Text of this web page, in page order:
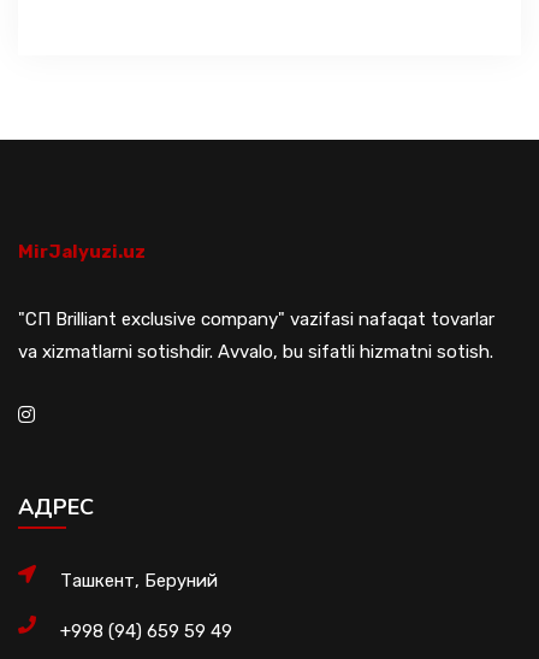
MirJalyuzi.uz
"СП Brilliant exclusive company" vazifasi nafaqat tovarlar
va xizmatlarni sotishdir. Avvalo, bu sifatli hizmatni sotish.
АДРЕС
Ташкент, Беруний
+998 (94) 659 59 49